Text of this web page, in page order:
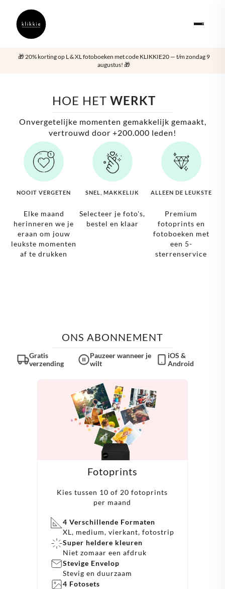
🎁 20% korting op L & XL fotoboeken met code KLIKKIE20 — t/m zondag 9
augustus! 🎁
HOE HET WERKT
Onvergetelijke momenten gemakkelijk gemaakt,
vertrouwd door +200.000 leden!
NOOIT VERGETEN
Elke maand
herinneren we je
eraan om jouw
leukste momenten
af te drukken
SNEL, MAKKELIJK
Selecteer je foto's,
bestel en klaar
ALLEEN DE LEUKSTE
Premium
fotoprints en
fotoboeken met
een 5-
sterrenservice
ONS ABONNEMENT
Gratis
verzending
Pauzeer wanneer je
wilt
iOS &
Android
Fotoprints
Kies tussen 10 of 20 fotoprints
per maand
4 Verschillende Formaten
XL, medium, vierkant, fotostrip
Super heldere kleuren
Niet zomaar een afdruk
Stevige Envelop
Stevig en duurzaam
4 Fotosets